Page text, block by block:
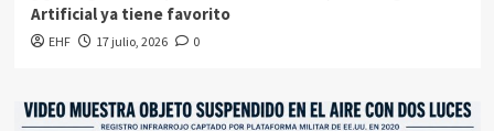
Artificial ya tiene favorito
EHF 17 julio, 2026 0